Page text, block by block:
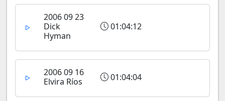
2006 09 23
Dick
Hyman
01:04:12
2006 09 16
Elvira Ríos
01:04:04